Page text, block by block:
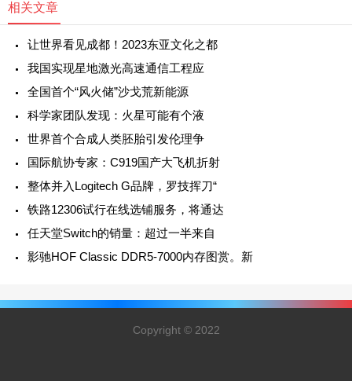
相关文章
让世界看见成都！2023东亚文化之都
我国实现星地激光高速通信工程应
全国首个“风火储”沙戈荒新能源
科学家团队发现：火星可能有个液
世界首个合成人类胚胎引发伦理争
国际航协专家：C919国产大飞机折射
整体并入Logitech G品牌，罗技挥刀“
铁路12306试行在线选铺服务，将通达
任天堂Switch的销量：超过一半来自
影驰HOF Classic DDR5-7000内存图赏。新
Copyright © 2022